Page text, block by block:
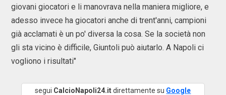
giovani giocatori e li manovrava nella maniera migliore, e
adesso invece ha giocatori anche di trent'anni, campioni
già acclamati è un po' diversa la cosa. Se la società non
gli sta vicino è difficile, Giuntoli può aiutarlo. A Napoli ci
vogliono i risultati"
segui CalcioNapoli24.itdirettamente su Google